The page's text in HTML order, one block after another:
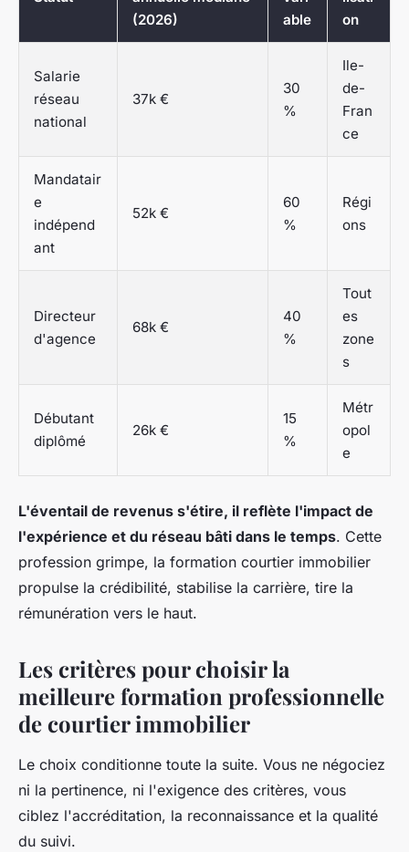
(2026)
able
on
Salarie
réseau
national
37k €
30
%
Ile-
de-
Fran
ce
Mandatair
e
indépend
ant
52k €
60
%
Régi
ons
Directeur
d'agence
68k €
40
%
Tout
es
zone
s
Débutant
diplômé
26k €
15
%
Métr
opol
e
L'éventail de revenus s'étire, il reflète l'impact de
l'expérience et du réseau bâti dans le temps. Cette
profession grimpe, la formation courtier immobilier
propulse la crédibilité, stabilise la carrière, tire la
rémunération vers le haut.
Les critères pour choisir la
meilleure formation professionnelle
de courtier immobilier
Le choix conditionne toute la suite. Vous ne négociez
ni la pertinence, ni l'exigence des critères, vous
ciblez l'accréditation, la reconnaissance et la qualité
du suivi.